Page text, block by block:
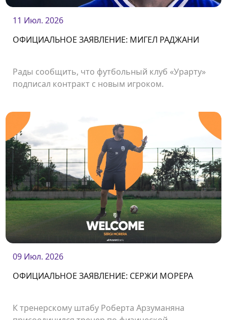
11 Июл. 2026
ОФИЦИАЛЬНОЕ ЗАЯВЛЕНИЕ: МИГЕЛ РАДЖАНИ
Рады сообщить, что футбольный клуб «Урарту»
подписал контракт с новым игроком.
09 Июл. 2026
ОФИЦИАЛЬНОЕ ЗАЯВЛЕНИЕ: СЕРЖИ МОРЕРА
К тренерскому штабу Роберта Арзуманяна